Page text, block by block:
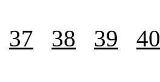
37 38 39 40